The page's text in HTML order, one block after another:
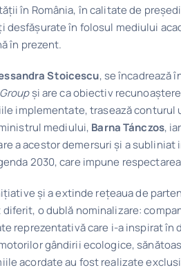
în România, în calitate de
desfășurate în folosul mediului
în prezent.
Stoicescu, se încadrează
și are ca obiectiv
implementate, trasează conturul
mediului, Barna Tánczos,
a acestor demersuri și a subliniat
2030, care impune
și a extinde rețeaua de
o dublă nominalizare:
reprezentativă care i-a inspirat
gândirii ecologice,
acordate au fost realizate